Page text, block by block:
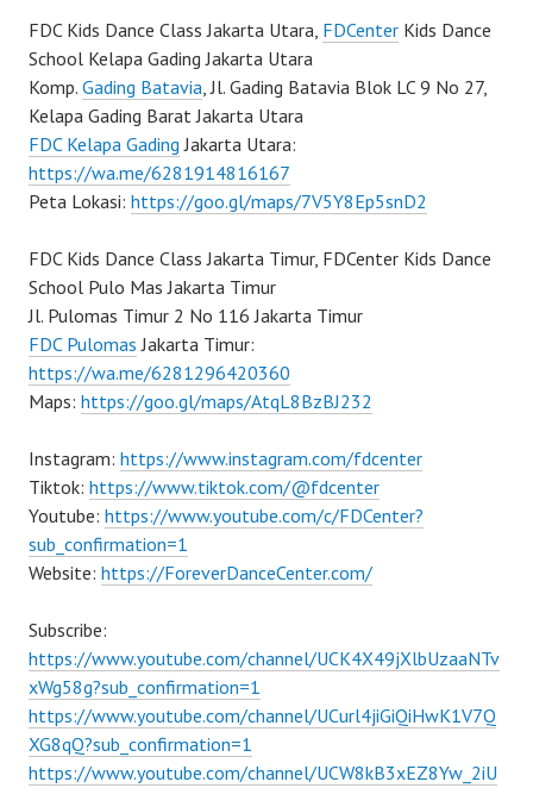
FDC Kids Dance Class Jakarta Utara, FDCenter Kids Dance
School Kelapa Gading Jakarta Utara
Komp. Gading Batavia, Jl. Gading Batavia Blok LC 9 No 27,
Kelapa Gading Barat Jakarta Utara
FDC Kelapa Gading Jakarta Utara:
https://wa.me/6281914816167
Peta Lokasi: https://goo.gl/maps/7V5Y8Ep5snD2
FDC Kids Dance Class Jakarta Timur, FDCenter Kids Dance
School Pulo Mas Jakarta Timur
Jl. Pulomas Timur 2 No 116 Jakarta Timur
FDC Pulomas Jakarta Timur:
https://wa.me/6281296420360
Maps: https://goo.gl/maps/AtqL8BzBJ232
Instagram: https://www.instagram.com/fdcenter
Tiktok: https://www.tiktok.com/@fdcenter
Youtube: https://www.youtube.com/c/FDCenter?
sub_confirmation=1
Website: https://ForeverDanceCenter.com/
Subscribe:
https://www.youtube.com/channel/UCK4X49jXlbUzaaNTv
xWg58g?sub_confirmation=1
https://www.youtube.com/channel/UCurl4jiGiQiHwK1V7Q
XG8qQ?sub_confirmation=1
https://www.youtube.com/channel/UCW8kB3xEZ8Yw_2iU